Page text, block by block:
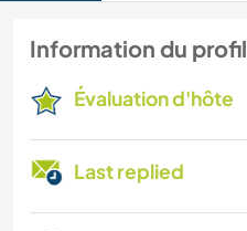
Information du profil
Évaluation d'hôte
Last replied